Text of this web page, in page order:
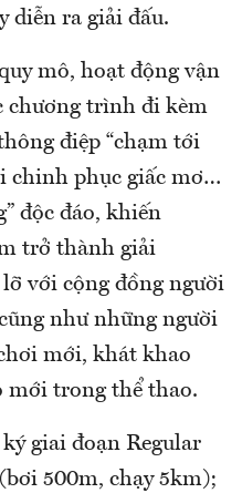
diễn ra giải đấu.
mô, hoạt động vận
chương trình đi kèm
điệp “chạm tới
chinh phục giấc mơ…
độc đáo, khiến
trở thành giải
với cộng đồng người
như những người
mới, khát khao
mới trong thể thao.
giai đoạn Regular
500m, chạy 5km);